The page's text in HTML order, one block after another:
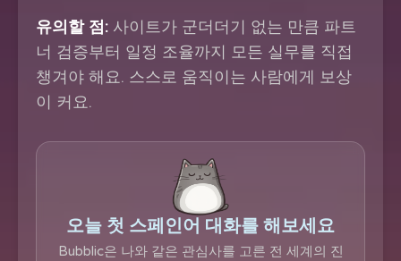
유의할 점: 사이트가 군더더기 없는 만큼 파트
너 검증부터 일정 조율까지 모든 실무를 직접
챙겨야 해요. 스스로 움직이는 사람에게 보상
이 커요.
오늘 첫 스페인어 대화를 해보세요
Bubblic은 나와 같은 관심사를 고른 전 세계의 진